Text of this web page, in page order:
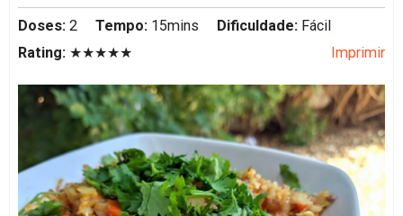
Doses: 2 Tempo: 15mins Dificuldade: Fácil
Rating: ★★★★★ Imprimir